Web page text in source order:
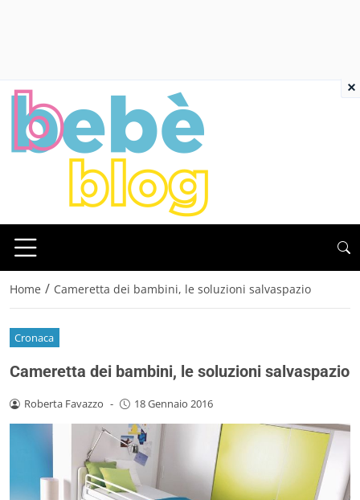
Home / Cameretta dei bambini, le soluzioni salvaspazio
Cronaca
Cameretta dei bambini, le soluzioni salvaspazio
Roberta Favazzo - 18 Gennaio 2016
×